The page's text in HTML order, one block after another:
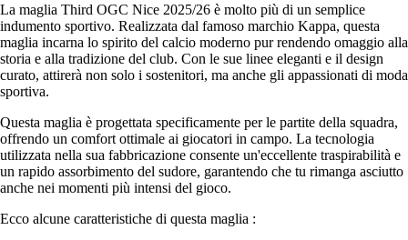
La maglia Third OGC Nice 2025/26 è molto più di un semplice
indumento sportivo. Realizzata dal famoso marchio Kappa, questa
maglia incarna lo spirito del calcio moderno pur rendendo omaggio alla
storia e alla tradizione del club. Con le sue linee eleganti e il design
curato, attirerà non solo i sostenitori, ma anche gli appassionati di moda
sportiva.
Questa maglia è progettata specificamente per le partite della squadra,
offrendo un comfort ottimale ai giocatori in campo. La tecnologia
utilizzata nella sua fabbricazione consente un'eccellente traspirabilità e
un rapido assorbimento del sudore, garantendo che tu rimanga asciutto
anche nei momenti più intensi del gioco.
Ecco alcune caratteristiche di questa maglia :